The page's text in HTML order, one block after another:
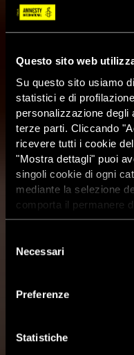
Questo sito web
Su questo sito usiamo
statistici e di
personalizzazione degli
terze parti. Cliccando
ricevere tutti i cookie
"Mostra dettagli" puoi
singoli cookie di ogni
mediante la selezione
comporta il permanere
dunque la
dei cookie attivi sul sito
delNecessari
Preferenze
Statistiche
Shell!